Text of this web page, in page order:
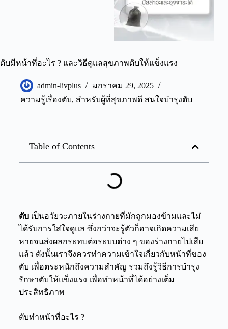
ตับมีหน้าที่อะไร ? และวิธีดูแลสุขภาพตับให้แข็งแรง
admin-livplus
มกราคม 29, 2025
ความรู้เรื่องตับ, สำหรับผู้ที่สุขภาพดี สนใจบำรุงตับ
Table of Contents
ตับ เป็นอวัยวะภายในร่างกายที่มักถูกมองข้ามและไม่
ได้รับการใส่ใจดูแล ซึ่งกว่าจะรู้ตัวก็อาจเกิดความเสีย
หายจนส่งผลกระทบต่อระบบต่าง ๆ ของร่างกายไปเสีย
แล้ว ดังนั้นเราจึงควรทำความเข้าใจเกี่ยวกับหน้าที่ของ
ตับ เพื่อตระหนักถึงความสำคัญ รวมถึงรู้วิธีการบำรุง
รักษาตับให้แข็งแรง เพื่อทำหน้าที่ได้อย่างเต็ม
ประสิทธิภาพ
ตับทำหน้าที่อะไร ?